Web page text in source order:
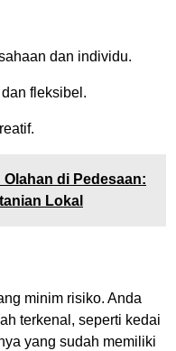
dan individu.
fleksibel.
di Pedesaan:
Lokal
minim risiko. Anda
terkenal, seperti kedai
yang sudah memiliki